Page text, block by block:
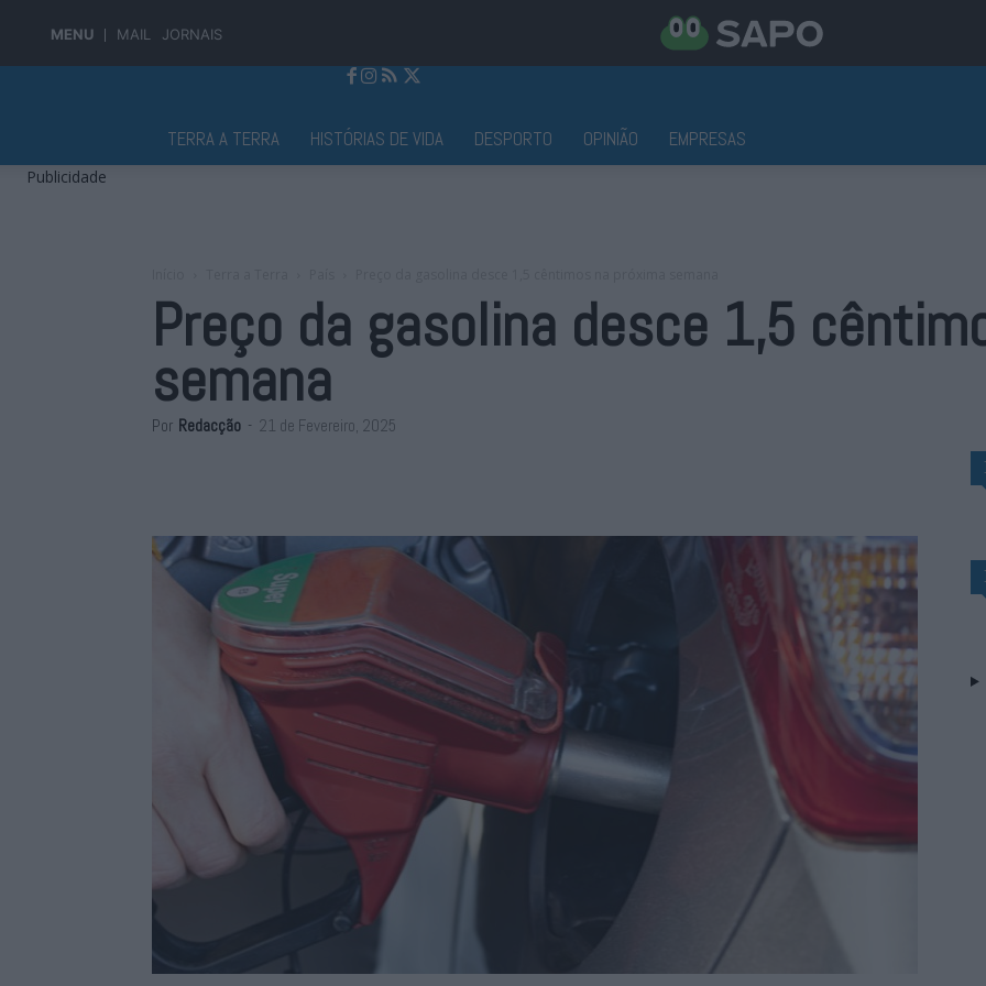
MENU MAIL JORNAIS
TERRA A TERRA HISTÓRIAS DE VIDA DESPORTO OPINIÃO EMPRESAS
Publicidade
Preço da gasolina desce 1,5
semana
Por Redacção - 21 de Fevereiro, 2025